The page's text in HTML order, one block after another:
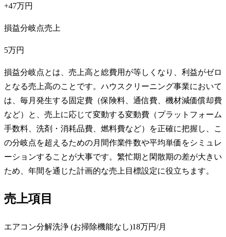
+47万円
損益分岐点売上
5万円
損益分岐点とは、売上高と総費用が等しくなり、利益がゼロ
となる売上高のことです。ハウスクリーニング事業において
は、毎月発生する固定費（保険料、通信費、機材減価償却費
など）と、売上に応じて変動する変動費（プラットフォーム
手数料、洗剤・消耗品費、燃料費など）を正確に把握し、こ
の分岐点を超えるための月間作業件数や平均単価をシミュレ
ーションすることが大事です。繁忙期と閑散期の差が大きい
ため、年間を通じた計画的な売上目標設定に役立ちます。
売上項目
エアコン分解洗浄 (お掃除機能なし)18万円/月